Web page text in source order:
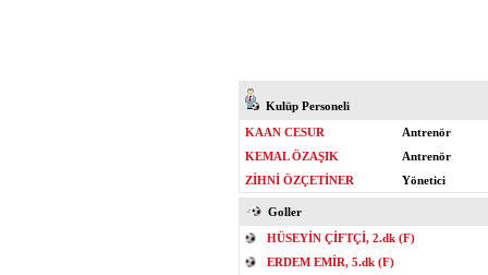
Kulüp Personeli
KAAN CESUR
Antrenör
KEMAL ÖZAŞIK
Antrenör
ZİHNİ ÖZÇETİNER
Yönetici
Goller
HÜSEYİN ÇİFTÇİ, 2.dk (F)
ERDEM EMİR, 5.dk (F)